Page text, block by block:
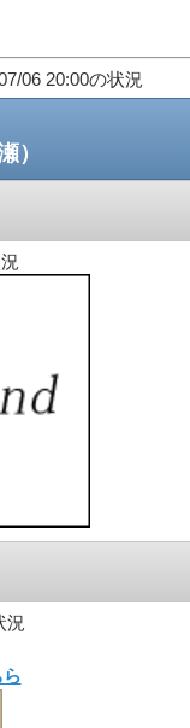
06 20:00の状況
）
況